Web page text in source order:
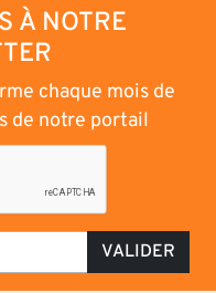
À NOTRE
chaque mois de
de notre portail
VALIDER